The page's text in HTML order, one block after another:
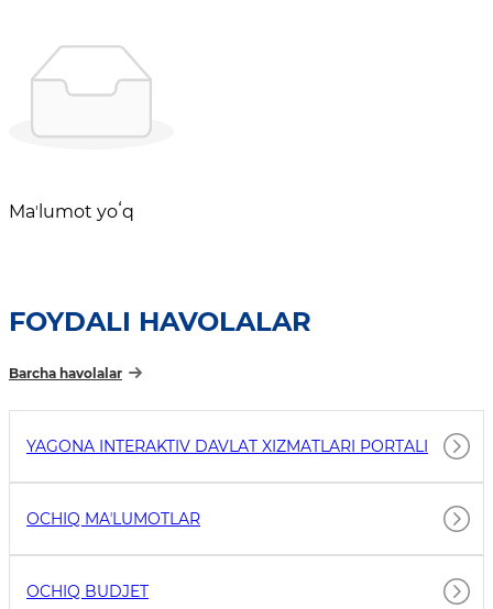
Maʼlumot yoʻq
FOYDALI HAVOLALAR
Barcha havolalar
YAGONA INTERAKTIV DAVLAT XIZMATLARI PORTALI
OCHIQ MAʼLUMOTLAR
OCHIQ BUDJET